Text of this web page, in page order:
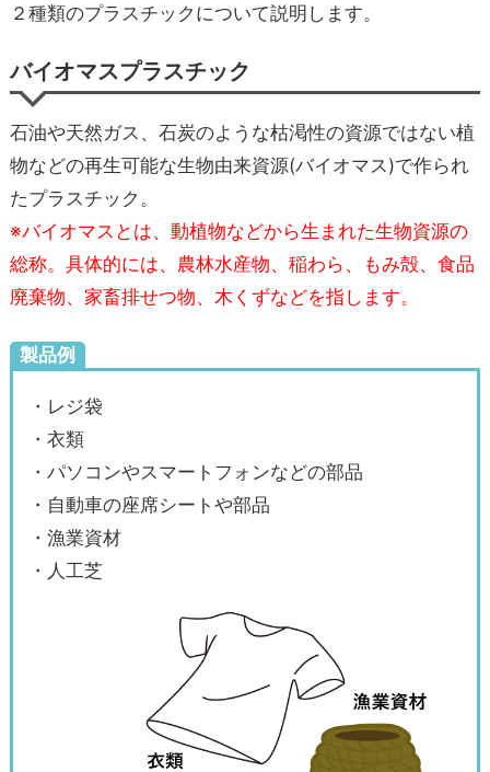
２種類のプラスチックについて説明します。
バイオマスプラスチック
石油や天然ガス、石炭のような枯渇性の資源ではない植
物などの再生可能な生物由来資源(バイオマス)で作られ
たプラスチック。
※バイオマスとは、動植物などから生まれた生物資源の
総称。具体的には、農林水産物、稲わら、もみ殻、食品
廃棄物、家畜排せつ物、木くずなどを指します。
製品例
・レジ袋
・衣類
・パソコンやスマートフォンなどの部品
・自動車の座席シートや部品
・漁業資材
・人工芝